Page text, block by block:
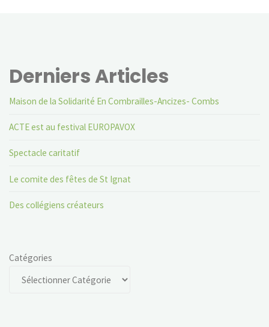
Derniers Articles
Maison de la Solidarité En Combrailles-Ancizes- Combs
ACTE est au festival EUROPAVOX
Spectacle caritatif
Le comite des fêtes de St Ignat
Des collégiens créateurs
Catégories